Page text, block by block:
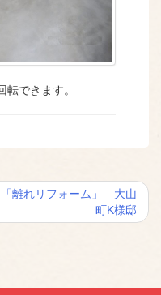
できます。
「離れリフォーム」 大山
町K様邸